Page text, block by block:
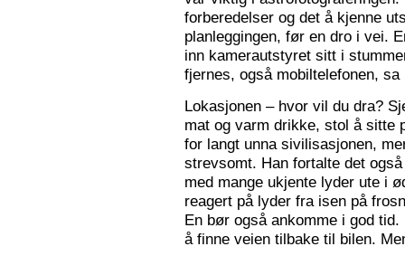
forberedelser og det å kjenne
planleggingen, før en dro i vei.
inn kamerautstyret sitt i
fjernes, også mobiltelefonen, sa
Lokasjonen – hvor vil du dra?
mat og varm drikke, stol å
for langt unna sivilisasjonen,
strevsomt. Han fortalte det
med mange ukjente lyder ute i
reagert på lyder fra isen på
En bør også ankomme i god
å finne veien tilbake til bilen.